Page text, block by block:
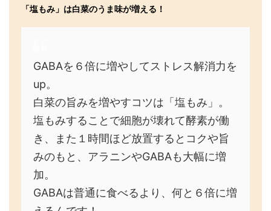
「塩もみ」は白菜のうま味が増える！
GABAを６倍に増やしてストレス解消力を
up。
白菜の旨みを増やすコツは「塩もみ」。
塩もみすることで細胞が壊れて酵素が働
き、また１時間ほど放置するとコクや旨
みのもと、アラニンやGABAも大幅に増
加。
GABAは普通に食べるより、何と６倍に増